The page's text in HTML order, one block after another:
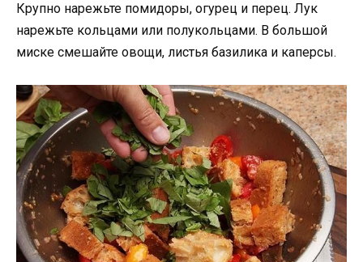
Крупно нарежьте помидоры, огурец и перец. Лук
нарежьте кольцами или полукольцами. В большой
миске смешайте овощи, листья базилика и каперсы.